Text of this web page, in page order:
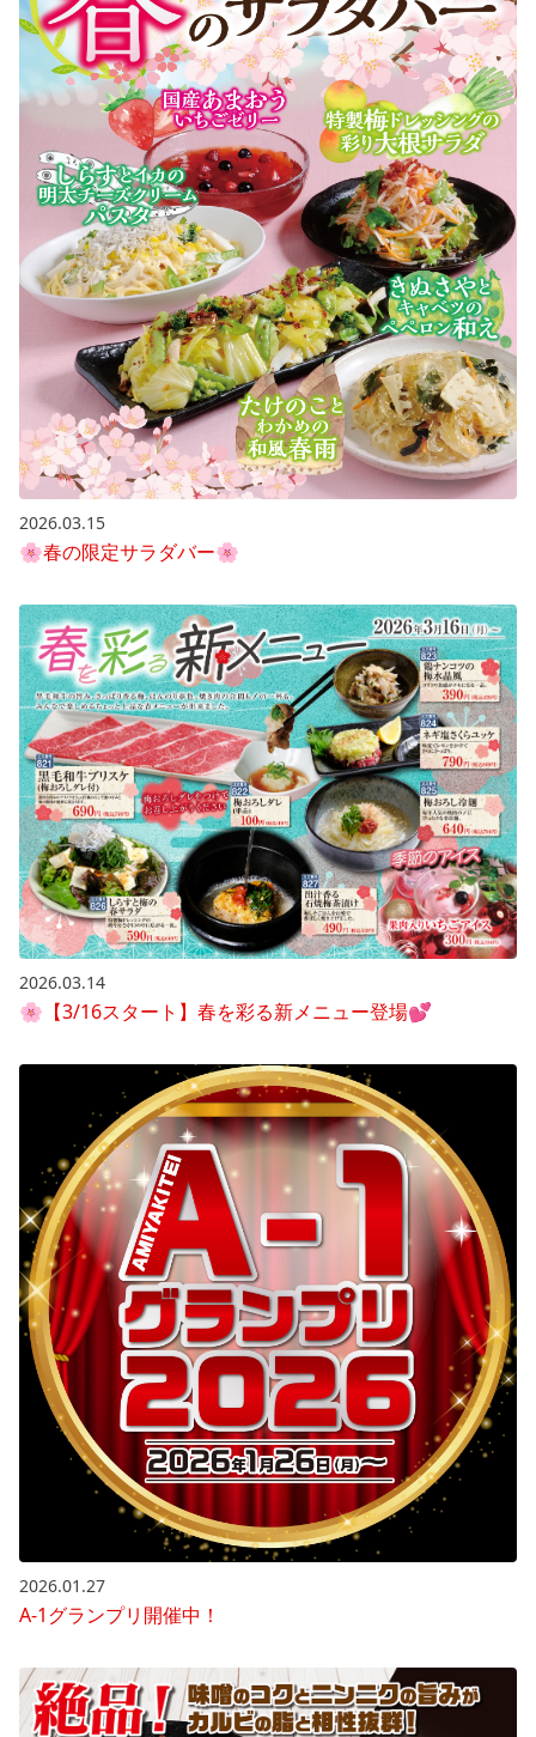
2026.03.15
🌸春の限定サラダバー🌸
2026.03.14
🌸【3/16スタート】春を彩る新メニュー登場💕
2026.01.27
A-1グランプリ開催中！